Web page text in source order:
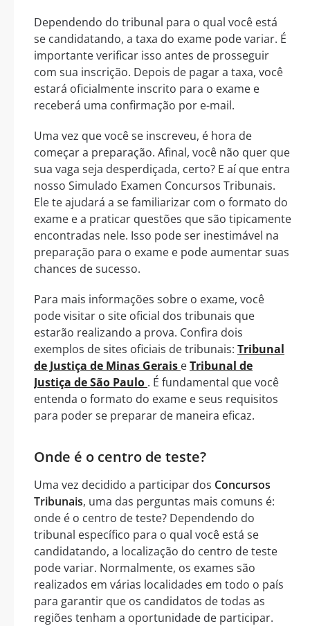
Dependendo do tribunal para o qual você está
se candidatando, a taxa do exame pode variar. É
importante verificar isso antes de prosseguir
com sua inscrição. Depois de pagar a taxa, você
estará oficialmente inscrito para o exame e
receberá uma confirmação por e-mail.
Uma vez que você se inscreveu, é hora de
começar a preparação. Afinal, você não quer que
sua vaga seja desperdiçada, certo? E aí que entra
nosso Simulado Examen Concursos Tribunais.
Ele te ajudará a se familiarizar com o formato do
exame e a praticar questões que são tipicamente
encontradas nele. Isso pode ser inestimável na
preparação para o exame e pode aumentar suas
chances de sucesso.
Para mais informações sobre o exame, você
pode visitar o site oficial dos tribunais que
estarão realizando a prova. Confira dois
exemplos de sites oficiais de tribunais: Tribunal
de Justiça de Minas Gerais eTribunal de
Justiça de São Paulo . É fundamental que você
entenda o formato do exame e seus requisitos
para poder se preparar de maneira eficaz.
Onde é o centro de teste?
Uma vez decidido a participar dos Concursos
Tribunais, uma das perguntas mais comuns é:
onde é o centro de teste? Dependendo do
tribunal específico para o qual você está se
candidatando, a localização do centro de teste
pode variar. Normalmente, os exames são
realizados em várias localidades em todo o país
para garantir que os candidatos de todas as
regiões tenham a oportunidade de participar.